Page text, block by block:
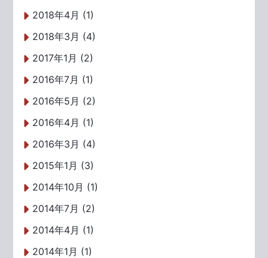
2018年4月 (1)
2018年3月 (4)
2017年1月 (2)
2016年7月 (1)
2016年5月 (2)
2016年4月 (1)
2016年3月 (4)
2015年1月 (3)
2014年10月 (1)
2014年7月 (2)
2014年4月 (1)
2014年1月 (1)